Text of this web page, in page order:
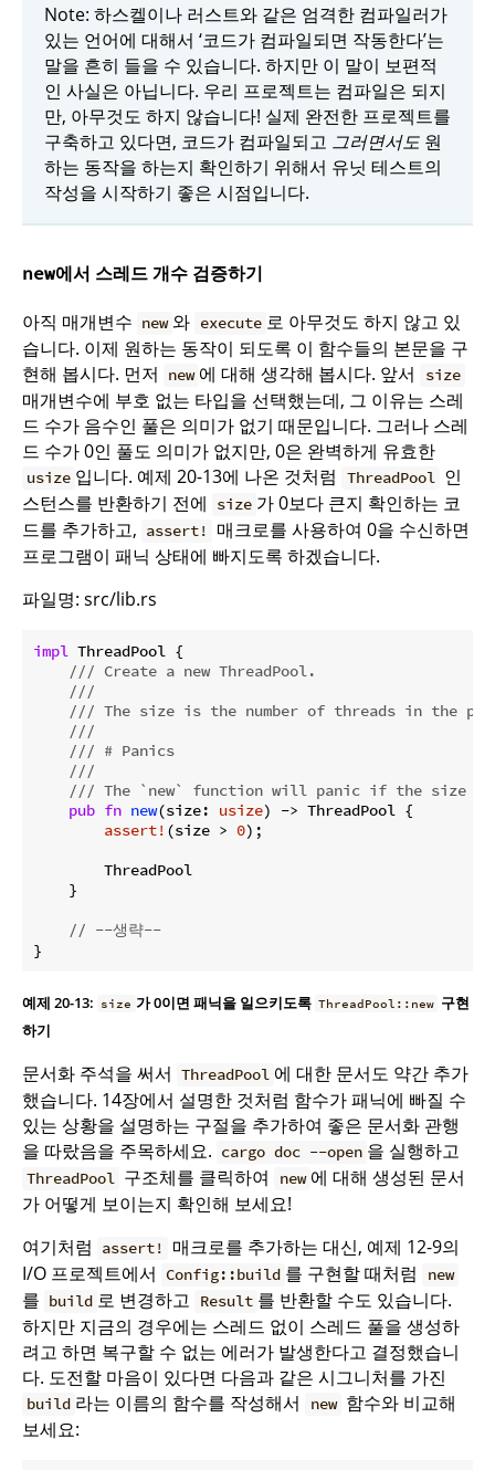
Note: 하스켈이나 러스트와 같은 엄격한 컴파일러가
있는 언어에 대해서 ‘코드가 컴파일되면 작동한다’는
말을 흔히 들을 수 있습니다. 하지만 이 말이 보편적
인 사실은 아닙니다. 우리 프로젝트는 컴파일은 되지
만, 아무것도 하지 않습니다! 실제 완전한 프로젝트를
구축하고 있다면, 코드가 컴파일되고 그러면서도 원
하는 동작을 하는지 확인하기 위해서 유닛 테스트의
작성을 시작하기 좋은 시점입니다.
new에서 스레드 개수 검증하기
아직 매개변수 new 와 execute 로 아무것도 하지 않고 있
습니다. 이제 원하는 동작이 되도록 이 함수들의 본문을 구
현해 봅시다. 먼저
new 에 대해 생각해 봅시다. 앞서 size
매개변수에 부호 없는 타입을 선택했는데, 그 이유는 스레
드 수가 음수인 풀은 의미가 없기 때문입니다. 그러나 스레
드 수가 0인 풀도 의미가 없지만, 0은 완벽하게 유효한
usize 입니다. 예제 20-13에 나온 것처럼 ThreadPool 인
스턴스를 반환하기 전에
size 가 0보다 큰지 확인하는 코
드를 추가하고, assert!
매크로를 사용하여 0을 수신하면
프로그램이 패닉 상태에 빠지도록 하겠습니다.
파일명: src/lib.rs
impl ThreadPool {
/// Create a new ThreadPool.
///
/// The size is the number of threads in the
///
/// # Panics
///
/// The `new` function will panic if the size
pub fn new(size: usize) -> ThreadPool {
assert! (size > 0);
        ThreadPool
    }
// --생략--
}
예제 20-13: size 가 0이면 패닉을 일으키도록 ThreadPool::new 구현
하기
문서화 주석을 써서 ThreadPool 에 대한 문서도 약간 추가
했습니다. 14장에서 설명한 것처럼 함수가 패닉에 빠질 수
있는 상황을 설명하는 구절을 추가하여 좋은 문서화 관행
을 따랐음을 주목하세요. cargo doc --open 을 실행하고
ThreadPool 구조체를 클릭하여 new 에 대해 생성된 문서
가 어떻게 보이는지 확인해 보세요!
여기처럼
assert!
매크로를 추가하는 대신, 예제 12-9의
I/O 프로젝트에서 Config::build 를 구현할 때처럼 new
를 build 로 변경하고 Result 를 반환할 수도 있습니다.
하지만 지금의 경우에는 스레드 없이 스레드 풀을 생성하
려고 하면 복구할 수 없는 에러가 발생한다고 결정했습니
다. 도전할 마음이 있다면 다음과 같은 시그니처를 가진
build 라는 이름의 함수를 작성해서 new 함수와 비교해
보세요: